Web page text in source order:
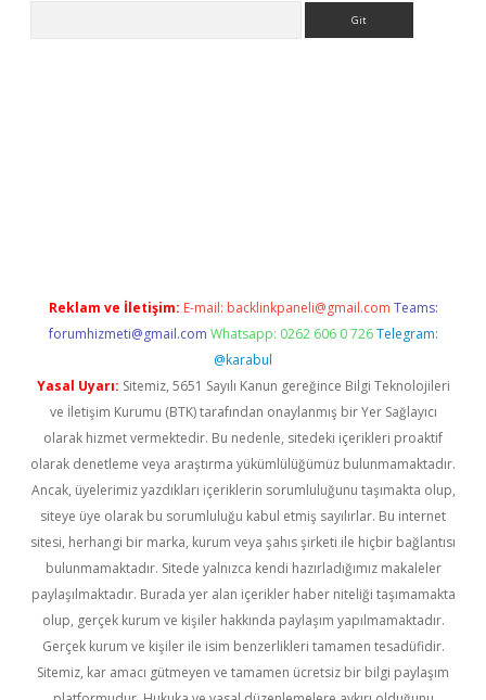
Reklam ve İletişim: E-mail: backlinkpaneli@gmail.com Teams:
forumhizmeti@gmail.com Whatsapp: 0262 606 0 726 Telegram:
@karabul
Yasal Uyarı: Sitemiz, 5651 Sayılı Kanun gereğince Bilgi Teknolojileri
ve İletişim Kurumu (BTK) tarafından onaylanmış bir Yer Sağlayıcı
olarak hizmet vermektedir. Bu nedenle, sitedeki içerikleri proaktif
olarak denetleme veya araştırma yükümlülüğümüz bulunmamaktadır.
Ancak, üyelerimiz yazdıkları içeriklerin sorumluluğunu taşımakta olup,
siteye üye olarak bu sorumluluğu kabul etmiş sayılırlar. Bu internet
sitesi, herhangi bir marka, kurum veya şahıs şirketi ile hiçbir bağlantısı
bulunmamaktadır. Sitede yalnızca kendi hazırladığımız makaleler
paylaşılmaktadır. Burada yer alan içerikler haber niteliği taşımamakta
olup, gerçek kurum ve kişiler hakkında paylaşım yapılmamaktadır.
Gerçek kurum ve kişiler ile isim benzerlikleri tamamen tesadüfidir.
Sitemiz, kar amacı gütmeyen ve tamamen ücretsiz bir bilgi paylaşım